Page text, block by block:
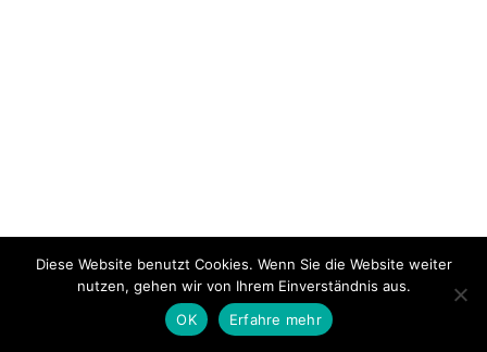
Diese Website benutzt Cookies. Wenn Sie die Website weiter
nutzen, gehen wir von Ihrem Einverständnis aus.
OK
Erfahre mehr